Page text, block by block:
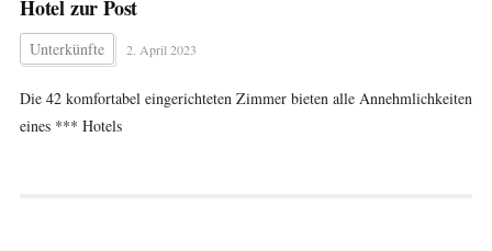
Hotel zur Post
Unterkünfte 2. April 2023
Die 42 komfortabel eingerichteten Zimmer bieten alle Annehmlichkeiten
eines *** Hotels